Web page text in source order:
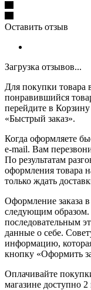
Оставить отзыв
Загрузка отзывов...
Для покупки товара
понравившийся
перейдите в
«Быстрый заказ».
Когда оформляете
e-mail. Вам
По результатам
оформления товара
только ждать
Оформление заказа
следующим образом.
последовательным
данные о себе.
информацию,
кнопку «Оформить
Оплачивайте
магазине доступно